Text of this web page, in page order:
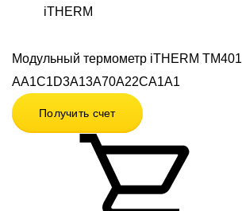
iTHERM
Модульный термометр iTHERM TM401
AA1C1D3A13A70A22CA1A1
Получить счет